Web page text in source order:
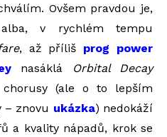
Ovšem pravdou je,
v rychlém tempu
, až příliš prog power
nasáklá
Orbital Decay
(ale o to lepším
– znovu ukázka) nedokáží
a kvality nápadů, krok se